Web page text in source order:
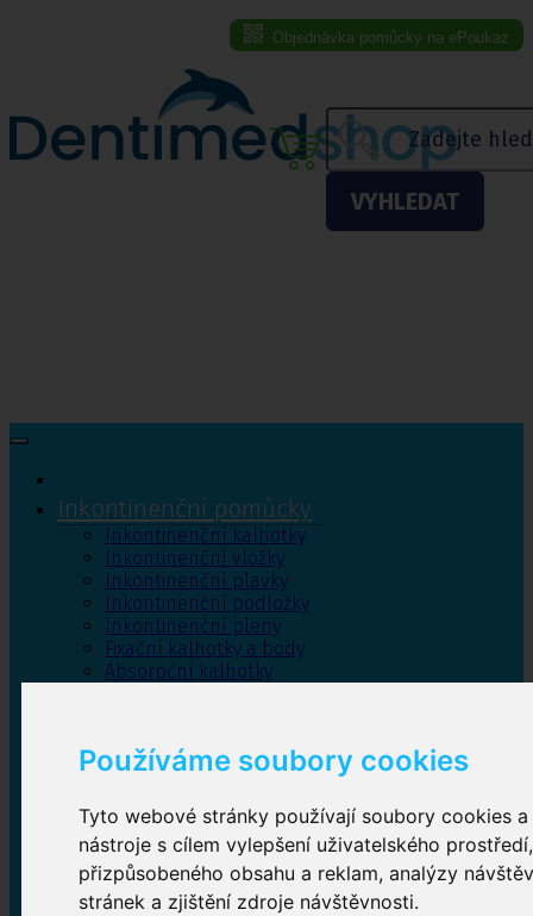
Používáme soubory cookies
Tyto webové stránky používají soubory cookies
nástroje s cílem vylepšení uživatelského
přizpůsobeného obsahu a reklam, analýzy
stránek a zjištění zdroje návštěvnosti.
Objednávka pomůcky na ePoukaz
VYHLEDAT
Inkontinenční pomůcky
Inkontinenční kalhotky
Inkontinenční vložky
Inkontinenční plavky
Inkontinenční podložky
Inkontinenční pleny
Fixační kalhotky a body
Absorpční kalhotky
Inkontinenční kalhotky
Plenkové kalhotky navlékací,Plenkové kalhotky
zalepovací,Inkontinenční kalhotky dámské